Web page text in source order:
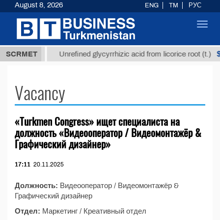
SCRMET
ТМТ Unrefined glycyrrhizic acid from licorice root (t.)
Vacancy
«Turkmen Congress» ищет специалиста на
должность «Видеооператор / Видеомонтажёр &
Графический дизайнер»
17:11 20.11.2025
Должность: Видеооператор / Видеомонтажёр &
Графический дизайнер
Отдел: Маркетинг / Креативный отдел
August 8, 2026 ENG TM РУС